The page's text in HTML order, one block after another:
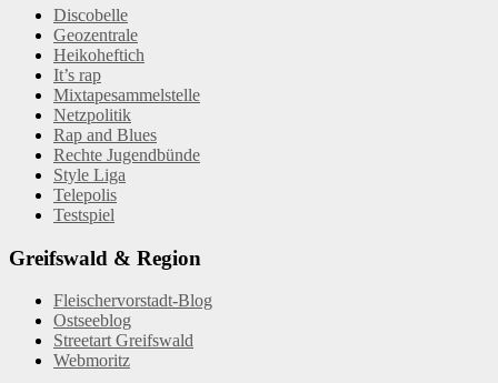
Discobelle
Geozentrale
Heikoheftich
It’s rap
Mixtapesammelstelle
Netzpolitik
Rap and Blues
Rechte Jugendbünde
Style Liga
Telepolis
Testspiel
Greifswald & Region
Fleischervorstadt-Blog
Ostseeblog
Streetart Greifswald
Webmoritz